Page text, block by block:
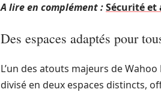
A lire en complément :Sécurité et
Des espaces adaptés pour
L’un des atouts majeurs de
divisé en deux espaces distincts,